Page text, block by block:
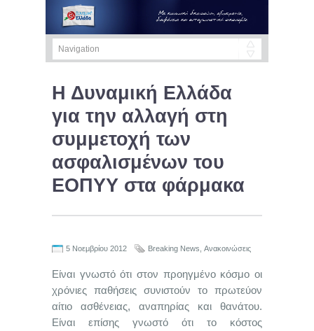
Η Δυναμική Ελλάδα
για την αλλαγή στη
συμμετοχή των
ασφαλισμένων του
ΕΟΠΥΥ στα φάρμακα
5 Νοεμβρίου 2012 Breaking News Ανακοινώσεις
Είναι γνωστό ότι στον προηγμένο κόσμο οι
χρόνιες παθήσεις συνιστούν το πρωτεύον
αίτιο ασθένειας, αναπηρίας και θανάτου.
Είναι επίσης γνωστό ότι το κόστος